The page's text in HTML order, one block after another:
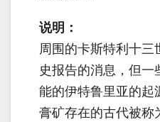
说明：
周围的卡斯特利十
史报告的消息，但
能的伊特鲁里亚的起
膏矿存在的古代被称为